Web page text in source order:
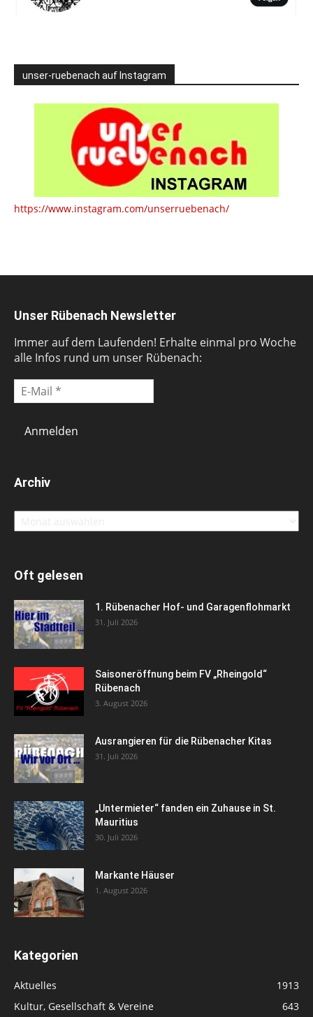
unser-ruebenach auf Instagram
https://www.instagram.com/unserruebenach/
Unser Rübenach Newsletter
Immer auf dem Laufenden! Erhalte einmal pro Woche
alle Infos rund um unser Rübenach:
Archiv
Archiv
Oft gelesen
1. Rübenacher Hof- und Garagenflohmarkt
31. Juli 2026
Saisoneröffnung beim FV „Rheingold“
Rübenach
3. August 2026
Ausrangieren für die Rübenacher Kitas
31. Juli 2026
„Untermieter“ fanden ein Zuhause in St.
Mauritius
30. Juli 2026
Markante Häuser
1. August 2026
Kategorien
Aktuelles
1913
Kultur, Gesellschaft & Vereine
643